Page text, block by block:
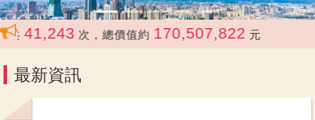
共 41,243 次，總價值約 170,507,822 元
最新資訊